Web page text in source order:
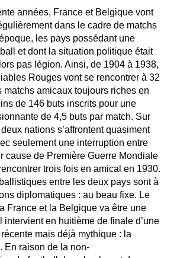
années, France et Belgique vont
dans le cadre de matchs
les pays possédant une
et dont la situation politique était
pas légion. Ainsi, de 1904 à 1938,
Rouges vont se rencontrer à 32
matchs amicaux toujours riches en
de 146 buts inscrits pour une
de 4,5 buts par match. Sur
nations s’affrontent quasiment
seulement une interruption entre
cause de Première Guerre Mondiale
trois fois en amical en 1930.
entre les deux pays sont à
diplomatiques : au beau fixe. Le
France et la Belgique va être une
intervient en huitième de finale d’une
mais déjà mythique : la
En raison de la non-